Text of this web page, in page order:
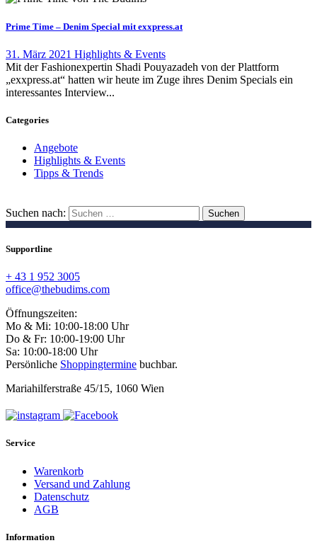
Prime Time – Denim Special mit exxpress.at
31. März 2021 Highlights & Events
Mit der Fashionexpertin Shadi Pouyazadeh von der Plattform
„exxpress.at“ hatten wir heute im Zuge ihres Denim Specials ein
interessantes Interview...
Categories
Angebote
Highlights & Events
Tipps & Trends
Suchen nach:
Supportline
+ 43 1 952 3005
office@thebudims.com
Öffnungszeiten:
Mo & Mi: 10:00-18:00 Uhr
Do & Fr: 10:00-19:00 Uhr
Sa: 10:00-18:00 Uhr
Persönliche Shoppingtermine buchbar.
Mariahilferstraße 45/15, 1060 Wien
Service
Warenkorb
Versand und Zahlung
Datenschutz
AGB
Information